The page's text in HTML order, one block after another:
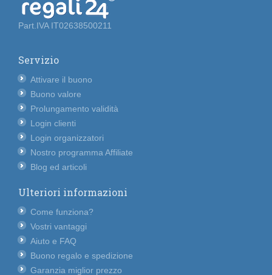
Part.IVA IT02638500211
Servizio
Attivare il buono
Buono valore
Prolungamento validità
Login clienti
Login organizzatori
Nostro programma Affiliate
Blog ed articoli
Ulteriori informazioni
Come funziona?
Vostri vantaggi
Aiuto e FAQ
Buono regalo e spedizione
Garanzia miglior prezzo